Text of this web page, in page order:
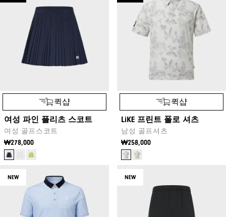
퀵샵
여성 파인 플리츠 스코트
여성 골프스코트
₩278,000
퀵샵
LiKE 프린트 폴로 셔츠
남성 골프셔츠
₩258,000
NEW NEW